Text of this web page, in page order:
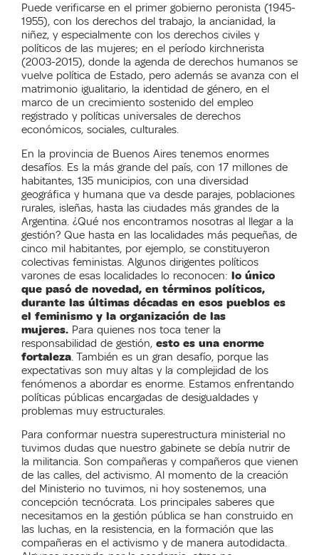
Puede verificarse en el primer gobierno peronista (1945-
1955), con los derechos del trabajo, la ancianidad, la
niñez, y especialmente con los derechos civiles y
políticos de las mujeres; en el período kirchnerista
(2003-2015), donde la agenda de derechos humanos se
vuelve política de Estado, pero además se avanza con el
matrimonio igualitario, la identidad de género, en el
marco de un crecimiento sostenido del empleo
registrado y políticas universales de derechos
económicos, sociales, culturales.
En la provincia de Buenos Aires tenemos enormes
desafíos. Es la más grande del país, con 17 millones de
habitantes, 135 municipios, con una diversidad
geográfica y humana que va desde parajes, poblaciones
rurales, isleñas, hasta las ciudades más grandes de la
Argentina. ¿Qué nos encontramos nosotras al llegar a la
gestión? Que hasta en las localidades más pequeñas, de
cinco mil habitantes, por ejemplo, se constituyeron
colectivas feministas. Algunos dirigentes políticos
varones de esas localidades lo reconocen: lo único
que pasó de novedad, en términos políticos,
durante las últimas décadas en esos pueblos es
el feminismo y la organización de las
mujeres. Para quienes nos toca tener la
responsabilidad de gestión, esto es una enorme
fortaleza. También es un gran desafío, porque las
expectativas son muy altas y la complejidad de los
fenómenos a abordar es enorme. Estamos enfrentando
políticas públicas encargadas de desigualdades y
problemas muy estructurales.
Para conformar nuestra superestructura ministerial no
tuvimos dudas que nuestro gabinete se debía nutrir de
la militancia. Son compañeras y compañeros que vienen
de las calles, del activismo. Al momento de la creación
del Ministerio no tuvimos, ni hoy sostenemos, una
concepción tecnócrata. Los principales saberes que
necesitamos en la gestión pública se han construido en
las luchas, en la resistencia, en la formación que las
compañeras en el activismo y de manera autodidacta.